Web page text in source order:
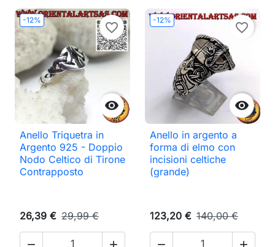
-12%

favorite_border
Anello Triquetra in
Argento 925 - Doppio
Nodo Celtico di Tirone
Contrapposto
26,39 € 29,99 €
 
-12%

favorite_border
Anello in argento a
forma di elmo con
incisioni celtiche
(grande)
123,20 € 140,00 €
 